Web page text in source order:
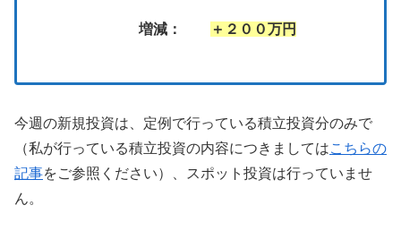
増減： ＋２００万円
今週の新規投資は、定例で行っている積立投資分のみで
（私が行っている積立投資の内容につきましてはこちらの
記事をご参照ください）、スポット投資は行っていませ
ん。